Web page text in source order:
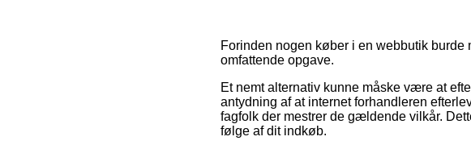
Forinden nogen køber i en webbutik burde
omfattende opgave.
Et nemt alternativ kunne måske være at
antydning af at internet forhandleren
fagfolk der mestrer de gældende vilkår.
følge af dit indkøb.